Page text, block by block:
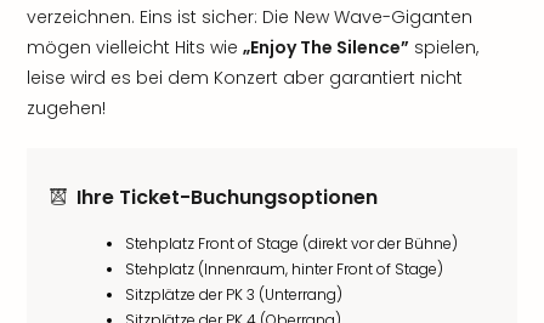
verzeichnen. Eins ist sicher: Die New Wave-Giganten
mögen vielleicht Hits wie „Enjoy The Silence” spielen,
leise wird es bei dem Konzert aber garantiert nicht
zugehen!
Ihre Ticket-Buchungsoptionen
Stehplatz Front of Stage (direkt vor der Bühne)
Stehplatz (Innenraum, hinter Front of Stage)
Sitzplätze der PK 3 (Unterrang)